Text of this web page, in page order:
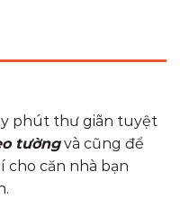
phút thư giãn tuyệt
tườngvà cũng để
cho căn nhà bạn